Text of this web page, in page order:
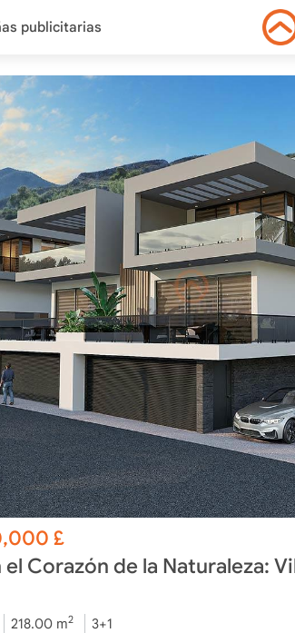
publicitarias
£
Corazón de la Naturaleza:
218.00 m2
3+1